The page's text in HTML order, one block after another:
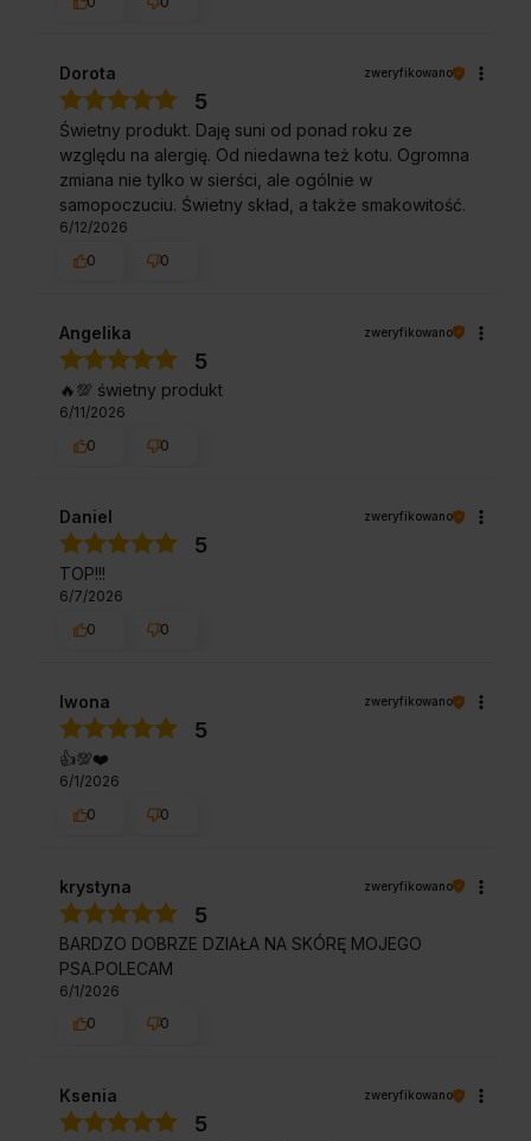
Dorota zweryfikowano
5
Świetny produkt. Daję suni od ponad roku ze
względu na alergię. Od niedawna też kotu. Ogromna
zmiana nie tylko w sierści, ale ogólnie w
samopoczuciu. Świetny skład, a także smakowitość.
6/12/2026
0
0
Angelika zweryfikowano
5
🔥💯 świetny produkt
6/11/2026
0
0
Daniel zweryfikowano
5
TOP!!!
6/7/2026
0
0
Iwona zweryfikowano
5
👍️💯❤️
6/1/2026
0
0
krystyna zweryfikowano
5
BARDZO DOBRZE DZIAŁA NA SKÓRĘ MOJEGO
PSA.POLECAM
6/1/2026
0
0
Ksenia zweryfikowano
5